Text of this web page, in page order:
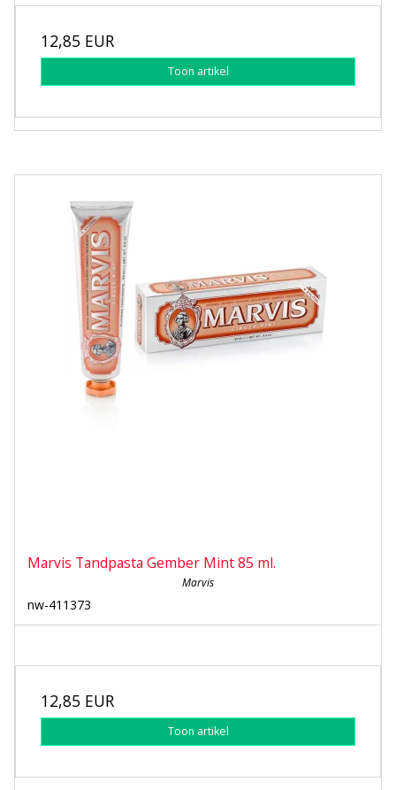
12,85 EUR
Toon artikel
Marvis Tandpasta Gember Mint 85 ml.
Marvis
nw-411373
12,85 EUR
Toon artikel